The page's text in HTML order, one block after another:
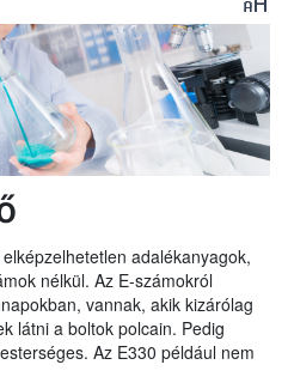
adalékanyagok,
nélkül. Az E-számokról
vannak, akik kizárólag
látni a boltok polcain. Pedig
Az E330 például nem